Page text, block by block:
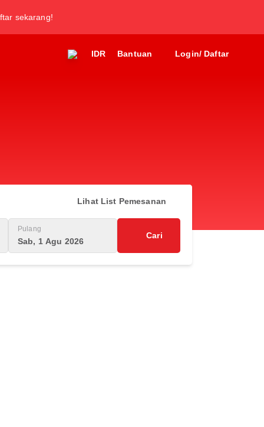
sekarang!
IDR Bantuan Login/ Daftar
Lihat List Pemesanan
Pulang
Sab, 1 Agu 2026
Cari